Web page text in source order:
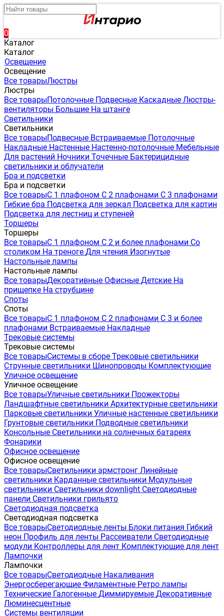
0
Каталог
Каталог
Освещение
Освещение
Все товарыЛюстры
Люстры
Все товарыПотолочные Подвесные Каскадные Люстры-
вентиляторы Большие На штанге
Светильники
Светильники
Все товарыПодвесные Встраиваемые Потолочные
Накладные Настенные Настенно-потолочные Мебельные
Для растений Ночники Точечные Бактерицидные
светильники и облучатели
Бра и подсветки
Бра и подсветки
Все товарыС 1 плафоном С 2 плафонами С 3 плафонами
Гибкие бра Подсветка для зеркал Подсветка для картин
Подсветка для лестниц и ступеней
Торшеры
Торшеры
Все товарыС 1 плафоном С 2 и более плафонами Со
столиком На треноге Для чтения Изогнутые
Настольные лампы
Настольные лампы
Все товарыДекоративные Офисные Детские На
прищепке На струбцине
Споты
Споты
Все товарыС 1 плафоном С 2 плафонами С 3 и более
плафонами Встраиваемые Накладные
Трековые системы
Трековые системы
Все товарыСистемы в сборе Трековые светильники
Струнные светильники Шинопроводы Комплектующие
Уличное освещение
Уличное освещение
Все товарыУличные светильники Прожекторы
Ландшафтные светильники Архитектурные светильники
Парковые светильники Уличные настенные светильники
Грунтовые светильники Подводные светильники
Консольные Светильники на солнечных батареях
Фонарики
Офисное освещение
Офисное освещение
Все товарыСветильники армстронг Линейные
светильники Карданные светильники Модульные
светильники Светильники downlight Светодиодные
панели Светильники грильято
Светодиодная подсветка
Светодиодная подсветка
Все товарыСветодиодные ленты Блоки питания Гибкий
неон Профиль для ленты Рассеиватели Светодиодные
модули Контроллеры для лент Комплектующие для лент
Лампочки
Лампочки
Все товарыСветодиодные Накаливания
Энергосберегающие Филаментные Ретро лампы
Технические Галогенные Диммируемые Декоративные
Люминесцентные
Системы вентиляции